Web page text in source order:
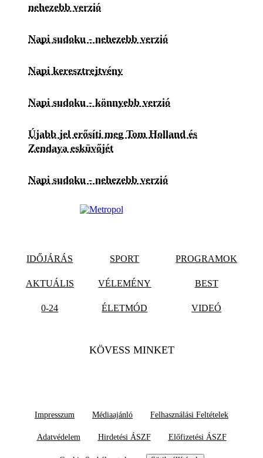
nehezebb verzió
Napi sudoku - nehezebb verzió
Napi keresztrejtvény
Napi sudoku - könnyebb verzió
Újabb jel erősíti meg Tom Holland és
Zendaya esküvőjét
Napi sudoku - nehezebb verzió
IDŐJÁRÁS SPORT PROGRAMOK
AKTUÁLIS VÉLEMÉNY BEST
0-24 ÉLETMÓD VIDEÓ
KÖVESS MINKET
Impresszum Médiaajánló Felhasználási Feltételek
Adatvédelem Hirdetési ÁSZF Előfizetési ÁSZF